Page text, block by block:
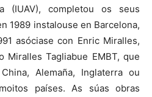
(IUAV), completou os seus
1989 instalouse en Barcelona,
asóciase con Enric Miralles,
Tagliabue EMBT, que
Alemaña, Inglaterra ou
países. As súas obras